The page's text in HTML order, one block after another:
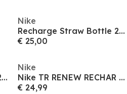
Nike
Recharge Straw Bottle 24oz
€ 25,00
Recharge Straw Bottle 24oz
Nike
Nike TR RENEW RECHAR 32
€ 24,99